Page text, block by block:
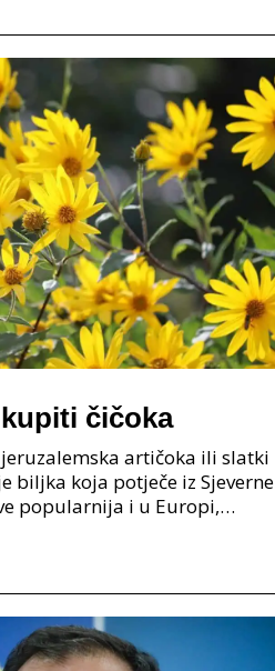
čičoka
artičoka ili slatki
biljka koja potječe iz Sjeverne
popularnija i u Europi,